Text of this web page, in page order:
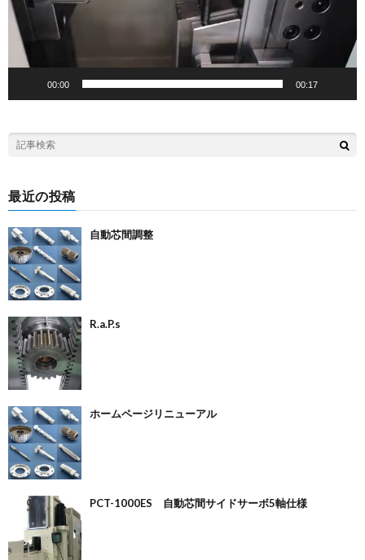
00:00 00:17
最近の投稿
自動芯間調整
R.a.P.s
ホームページリニューアル
PCT-1000ES 自動芯間サイドサーボ5軸仕様